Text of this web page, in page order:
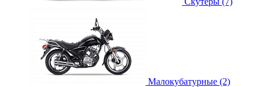
Малокубатурные (2)